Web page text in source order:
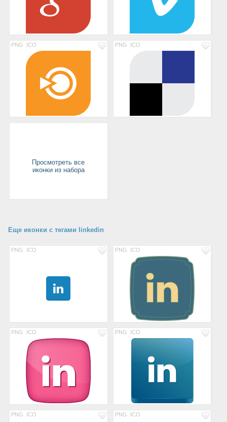
PNG ICO PNG ICO
Просмотреть все
иконки из набора
Еще иконки с тегами linkedin
PNG ICO PNG ICO
PNG ICO PNG ICO
PNG ICO PNG ICO